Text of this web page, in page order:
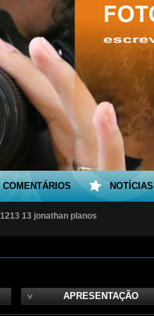
1213 13 jonathan planos
APRESENTAÇÃO
COMENTÁRIOS NOTÍCIAS